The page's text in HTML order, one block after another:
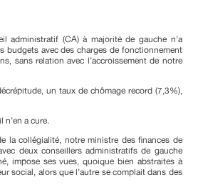
administratif (CA) à majorité de gauche n’a
budgets avec des charges de fonctionnement
sans relation avec l’accroissement de notre
un taux de chômage record (7,3%),
n’en a cure.
la collégialité, notre ministre des finances de
deux conseillers administratifs de gauche
impose ses vues, quoique bien abstraites à
social, alors que l’autre se complait dans des